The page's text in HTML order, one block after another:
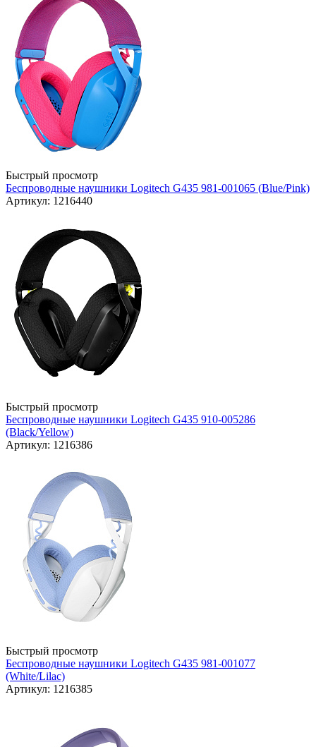
Быстрый просмотр
Беспроводные наушники Logitech G435 981-001065 (Blue/Pink)
Артикул: 1216440
Быстрый просмотр
Беспроводные наушники Logitech G435 910-005286
(Black/Yellow)
Артикул: 1216386
Быстрый просмотр
Беспроводные наушники Logitech G435 981-001077
(White/Lilac)
Артикул: 1216385